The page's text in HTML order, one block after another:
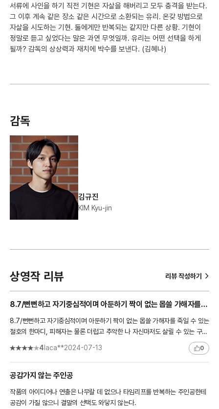
서류에 사인을 하기 직전 기현은 자살을 해버리고 모두 충격을 받는다.
그 이후 계속 같은 장소 같은 시간으로 소환되는 유리. 온갖 방법으로
자살을 시도하는 기현. 둘에게만 반복되는 같지만 다른 상황. 기현이
정말로 듣고 싶었다는 말은 과연 무엇일까. 유리는 어떤 선택을 하게
될까? 감독의 상상력과 재치에 박수를 보낸다. (김혜나)
감독
김규진
KIM Kyu-jin
상영작 리뷰 리뷰 작성하기 >
8.7/뻔뻔하고 자기중심적이며 아둔하기 짝이 없는 몹쓸 가해자를 죽일 수 있는 절호의 한마디, 피해자는 물론..
8.7/뻔뻔하고 자기중심적이며 아둔하기 짝이 없는 몹쓸 가해자를 죽일 수 있는
절호의 한마디, 피해자는 물론 더럽고 추악한 나 자신마저도 살릴 수 있는 구원
4 laca**2024-07-13 0
공감가지 않는 주인공
작품의 아이디어나 연출은 나무랄 데 없으나 타임리프를 반복하는 주인공한테
공감이 가질 않으니 결말의 선택도 와닿지 않는다.